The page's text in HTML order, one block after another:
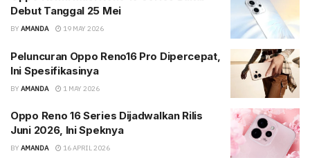
Debut Tanggal 25 Mei
BY AMANDA 19 MAY 2026
Peluncuran Oppo Reno16 Pro Dipercepat,
Ini Spesifikasinya
BY AMANDA 1 MAY 2026
Oppo Reno 16 Series Dijadwalkan Rilis
Juni 2026, Ini Speknya
BY AMANDA 16 APRIL 2026